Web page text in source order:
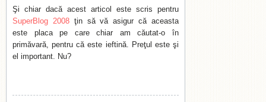
Şi chiar dacă acest articol este scris pentru
SuperBlog 2008ţin să vă asigur că aceasta
este placa pe care chiar am căutat-o în
primăvară, pentru că este ieftină. Preţul este şi
el important. Nu?